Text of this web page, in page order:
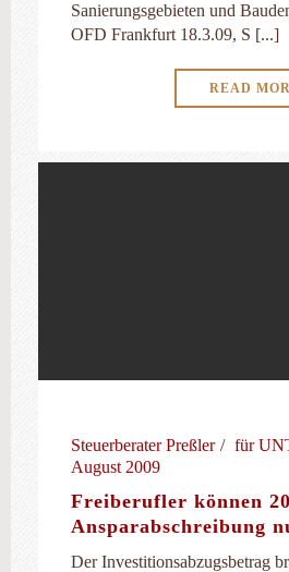
Sanierungsgebieten und
OFD Frankfurt 18.3.09, S [...]
READ
Steuerberater Preßler für
August 2009
Freiberufler können
Ansparabschreibung
Der Investitionsabzugsbetrag